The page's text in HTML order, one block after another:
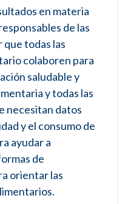
en materia
de las
todas las
colaboren para
saludable y
y todas las
necesitan datos
y el consumo de
ayudar a
de
orientar las